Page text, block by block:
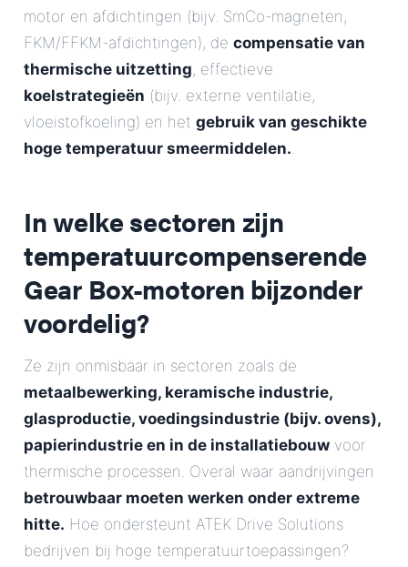
motor en afdichtingen (bijv. SmCo-magneten,
FKM/FFKM-afdichtingen), de compensatie van
thermische uitzetting, effectieve
koelstrategieën (bijv. externe ventilatie,
vloeistofkoeling) en het gebruik van geschikte
hoge temperatuur smeermiddelen..
In welke sectoren zijn
temperatuurcompenserende
Gear Box-motoren bijzonder
voordelig?
Ze zijn onmisbaar in sectoren zoals de
metaalbewerking, keramische industrie,
glasproductie, voedingsindustrie (bijv. ovens),
papierindustrie en in de installatiebouw voor
thermische processen. Overal waar aandrijvingen
betrouwbaar moeten werken onder extreme
hitte. Hoe ondersteunt ATEK Drive Solutions
bedrijven bij hoge temperatuurtoepassingen?